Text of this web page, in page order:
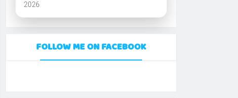
2026
FOLLOW ME ON FACEBOOK